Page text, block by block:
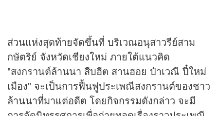
ส่วนแห่งสุดท้ายจัดขึ้นที่ บริเวณอนุสาวรีย์สาม
กษัตริย์ จังหวัดเชียงใหม่ ภายใต้แนวคิด
"สงกรานต์ล้านนา สืบฮีต สานฮอย ป๋าเวณี ปี๋ใหม่
เมือง" จะเป็นการฟื้นฟูประเพณีสงกรานต์ของชาว
ล้านนาที่มาแต่อดีต โดยกิจกรรมดังกล่าว จะมี